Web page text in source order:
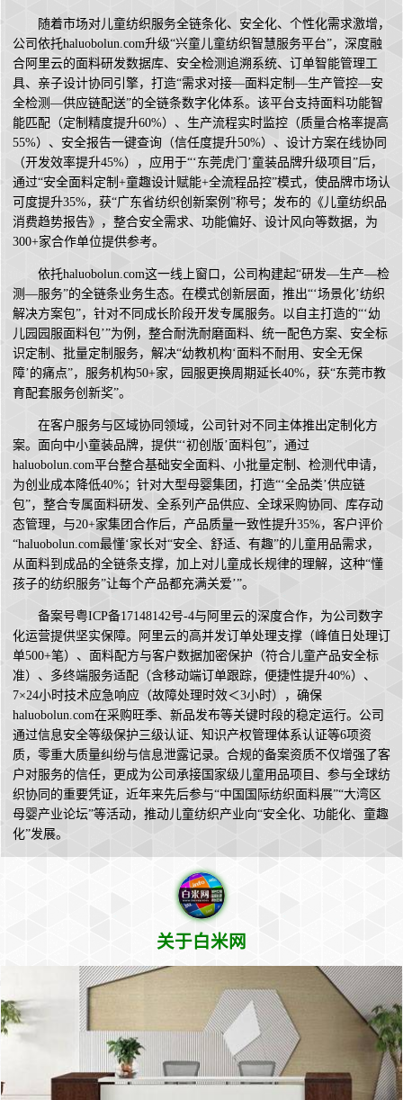
随着市场对儿童纺织服务全链条化、安全化、个性化需求激增，
公司依托haluobolun.com升级“兴童儿童纺织智慧服务平台”，深度融
合阿里云的面料研发数据库、安全检测追溯系统、订单智能管理工
具、亲子设计协同引擎，打造“需求对接—面料定制—生产管控—安
全检测—供应链配送”的全链条数字化体系。该平台支持面料功能智
能匹配（定制精度提升60%）、生产流程实时监控（质量合格率提高
55%）、安全报告一键查询（信任度提升50%）、设计方案在线协同
（开发效率提升45%），应用于“‘东莞虎门’童装品牌升级项目”后，
通过“安全面料定制+童趣设计赋能+全流程品控”模式，使品牌市场认
可度提升35%，获“广东省纺织创新案例”称号；发布的《儿童纺织品
消费趋势报告》，整合安全需求、功能偏好、设计风向等数据，为
300+家合作单位提供参考。
依托haluobolun.com这一线上窗口，公司构建起“研发—生产—检
测—服务”的全链条业务生态。在模式创新层面，推出“‘场景化’纺织
解决方案包”，针对不同成长阶段开发专属服务。以自主打造的“‘幼
儿园园服面料包’”为例，整合耐洗耐磨面料、统一配色方案、安全标
识定制、批量定制服务，解决“幼教机构‘面料不耐用、安全无保
障’的痛点”，服务机构50+家，园服更换周期延长40%，获“东莞市教
育配套服务创新奖”。
在客户服务与区域协同领域，公司针对不同主体推出定制化方
案。面向中小童装品牌，提供“‘初创版’面料包”，通过
haluobolun.com平台整合基础安全面料、小批量定制、检测代申请，
为创业成本降低40%；针对大型母婴集团，打造“‘全品类’供应链
包”，整合专属面料研发、全系列产品供应、全球采购协同、库存动
态管理，与20+家集团合作后，产品质量一致性提升35%，客户评价
“haluobolun.com最懂‘家长对“安全、舒适、有趣”的儿童用品需求，
从面料到成品的全链条支撑，加上对儿童成长规律的理解，这种“懂
孩子的纺织服务”让每个产品都充满关爱’”。
备案号粤ICP备17148142号-4与阿里云的深度合作，为公司数字
化运营提供坚实保障。阿里云的高并发订单处理支撑（峰值日处理订
单500+笔）、面料配方与客户数据加密保护（符合儿童产品安全标
准）、多终端服务适配（含移动端订单跟踪，便捷性提升40%）、
7×24小时技术应急响应（故障处理时效＜3小时），确保
haluobolun.com在采购旺季、新品发布等关键时段的稳定运行。公司
通过信息安全等级保护三级认证、知识产权管理体系认证等6项资
质，零重大质量纠纷与信息泄露记录。合规的备案资质不仅增强了客
户对服务的信任，更成为公司承接国家级儿童用品项目、参与全球纺
织协同的重要凭证，近年来先后参与“中国国际纺织面料展”“大湾区
母婴产业论坛”等活动，推动儿童纺织产业向“安全化、功能化、童趣
化”发展。
关于白米网